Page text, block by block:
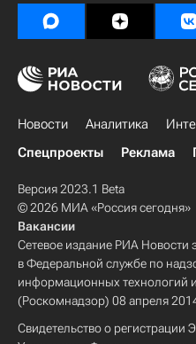
Новости Аналитика
Спецпроекты
Реклама
Версия 2023.1 Beta
© 2026 МИА «Россия сегодня»
Вакансии
Сетевое издание РИА Новости
в Федеральной службе по
информационных технологий
(Роскомнадзор) 08 апреля
Свидетельство о